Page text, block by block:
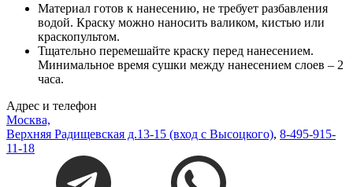
Материал готов к нанесению, не требует разбавления
водой. Краску можно наносить валиком, кистью или
краскопультом.
Тщательно перемешайте краску перед нанесением.
Минимальное время сушки между нанесением слоев – 2
часа.
Адрес и телефон
Москва,
Верхняя Радищевская д.13-15 (вход с Высоцкого), 8-495-915-
11-18